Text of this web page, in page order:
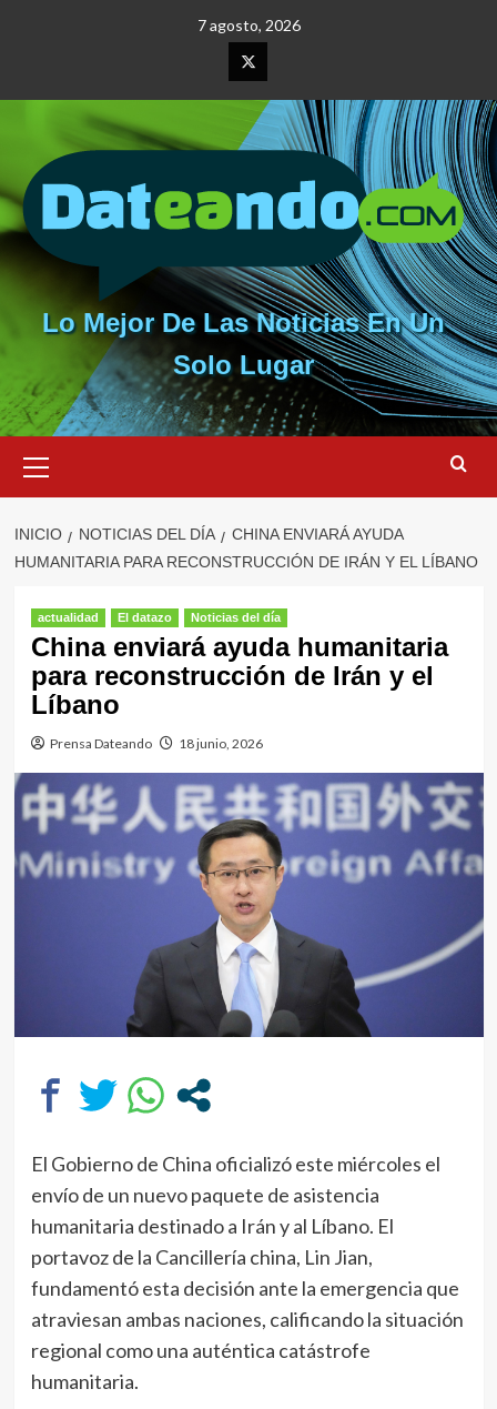
7 agosto, 2026
Elemento
del
menú
Lo Mejor De Las Noticias En Un
Solo Lugar
primario
INICIO NOTICIAS DEL DÍA
CHINA ENVIARÁ AYUDA
HUMANITARIA PARA RECONSTRUCCIÓN DE IRÁN Y EL LÍBANO
actualidad El datazo Noticias del día
China enviará ayuda humanitaria
para reconstrucción de Irán y el
Líbano
Prensa Dateando 18 junio, 2026
El Gobierno de China oficializó este miércoles el
envío de un nuevo paquete de asistencia
humanitaria destinado a Irán y al Líbano. El
portavoz de la Cancillería china, Lin Jian,
fundamentó esta decisión ante la emergencia que
atraviesan ambas naciones, calificando la situación
regional como una auténtica catástrofe
humanitaria.